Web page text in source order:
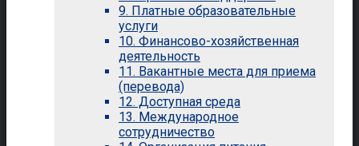
9. Платные образовательные
услуги
10. Финансово-хозяйственная
деятельность
11. Вакантные места для приема
(перевода)
12. Доступная среда
13. Международное
сотрудничество